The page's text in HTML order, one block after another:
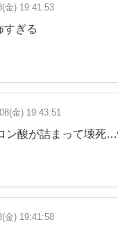
金) 19:41:53
すぎる
金) 19:43:51
ン酸が詰まって壊死
金) 19:41:58